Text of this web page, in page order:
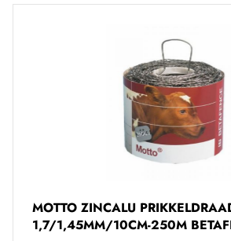
MOTTO ZINCALU
1,7/1,45MM/10CM-250M